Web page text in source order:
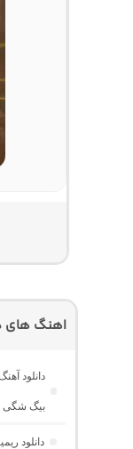
اهنگ های
دانلود
بیگ شگی
دانلود ریمیکس